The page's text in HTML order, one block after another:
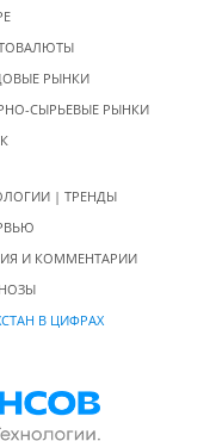
РЫНКИ
СЫРЬЕВЫЕ РЫНКИ
| ТРЕНДЫ
И КОММЕНТАРИИ
В ЦИФРАХ